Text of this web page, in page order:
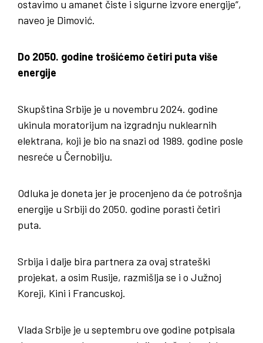
ostavimo u amanet čiste i sigurne izvore energije“,
naveo je Dimović.
Do 2050. godine trošićemo četiri puta više
energije
Skupština Srbije je u novembru 2024. godine
ukinula moratorijum na izgradnju nuklearnih
elektrana, koji je bio na snazi od 1989. godine posle
nesreće u Černobilju.
Odluka je doneta jer je procenjeno da će potrošnja
energije u Srbiji do 2050. godine porasti četiri
puta.
Srbija i dalje bira partnera za ovaj strateški
projekat, a osim Rusije, razmišlja se i o Južnoj
Koreji, Kini i Francuskoj.
Vlada Srbije je u septembru ove godine potpisala